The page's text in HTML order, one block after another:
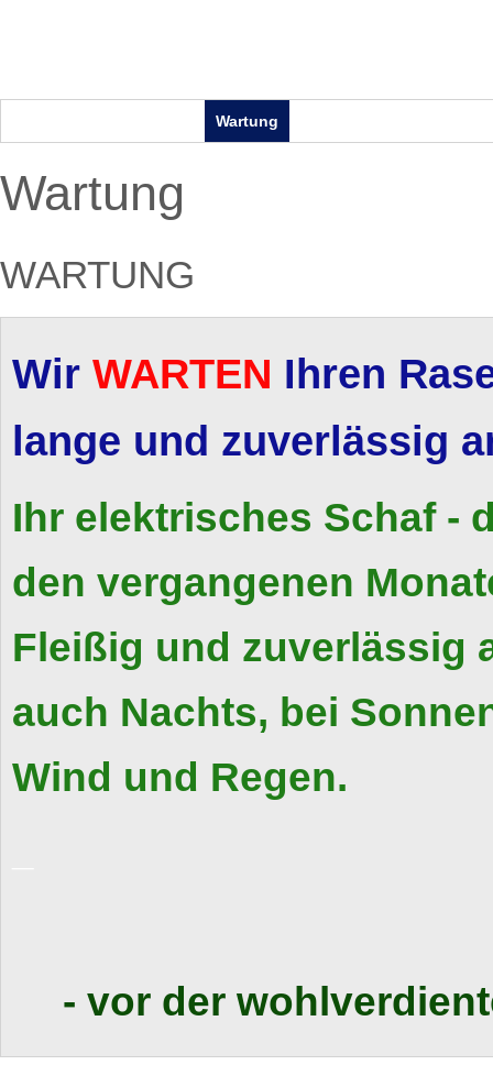
Wartung
Wartung
WARTUNG
Wir WARTEN Ihren
lange und zuverlässig
Ihr elektrisches Schaf -
den vergangenen
Fleißig und zuverlässig
auch Nachts, bei
Wind und Regen.
- vor der